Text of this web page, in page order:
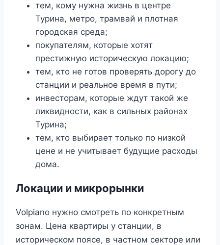
тем, кому нужна жизнь в центре
Турина, метро, трамвай и плотная
городская среда;
покупателям, которые хотят
престижную историческую локацию;
тем, кто не готов проверять дорогу до
станции и реальное время в пути;
инвесторам, которые ждут такой же
ликвидности, как в сильных районах
Турина;
тем, кто выбирает только по низкой
цене и не учитывает будущие расходы
дома.
Локации и микрорынки
Volpiano нужно смотреть по конкретным
зонам. Цена квартиры у станции, в
историческом поясе, в частном секторе или